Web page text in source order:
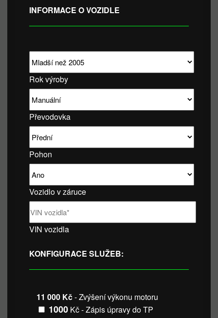
INFORMACE O VOZIDLE
Rok výroby
Převodovka
Pohon
Vozidlo v záruce
VIN vozidla
KONFIGURACE SLUŽEB:
11 000 Kč- Zvýšení výkonu motoru
1000 Kč - Zápis úpravy do TP